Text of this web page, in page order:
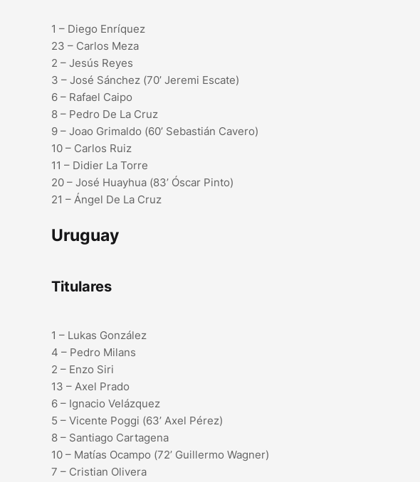
1 – Diego Enríquez
23 – Carlos Meza
2 – Jesús Reyes
3 – José Sánchez (70’ Jeremi Escate)
6 – Rafael Caipo
8 – Pedro De La Cruz
9 – Joao Grimaldo (60’ Sebastián Cavero)
10 – Carlos Ruiz
11 – Didier La Torre
20 – José Huayhua (83’ Óscar Pinto)
21 – Ángel De La Cruz
Uruguay
Titulares
1 – Lukas González
4 – Pedro Milans
2 – Enzo Siri
13 – Axel Prado
6 – Ignacio Velázquez
5 – Vicente Poggi (63’ Axel Pérez)
8 – Santiago Cartagena
10 – Matías Ocampo (72’ Guillermo Wagner)
7 – Cristian Olivera